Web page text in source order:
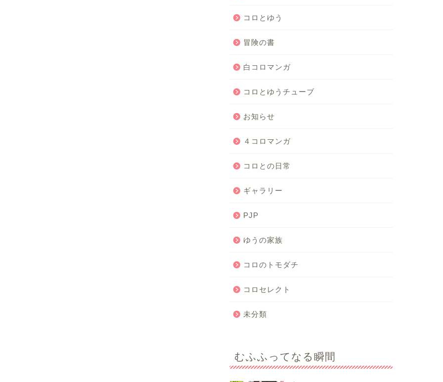
コロとゆう
冒険の書
白コロマンガ
コロとゆうチューブ
お知らせ
４コロマンガ
コロとの日常
ギャラリー
PJP
ゆうの家族
コロのトモダチ
コロセレクト
未分類
むふふってなる瞬間